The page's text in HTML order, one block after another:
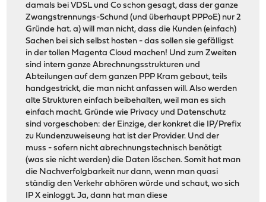
damals bei VDSL und Co schon gesagt, dass der ganze
Zwangstrennungs-Schund (und überhaupt PPPoE) nur 2
Gründe hat. a) will man nicht, dass die Kunden (einfach)
Sachen bei sich selbst hosten - das sollen sie gefälligst
in der tollen Magenta Cloud machen! Und zum Zweiten
sind intern ganze Abrechnungsstrukturen und
Abteilungen auf dem ganzen PPP Kram gebaut, teils
handgestrickt, die man nicht anfassen will. Also werden
alte Strukturen einfach beibehalten, weil man es sich
einfach macht. Gründe wie Privacy und Datenschutz
sind vorgeschoben: der Einzige, der konkret die IP/Prefix
zu Kundenzuweiseung hat ist der Provider. Und der
muss - sofern nicht abrechnungstechnisch benötigt
(was sie nicht werden) die Daten löschen. Somit hat man
die Nachverfolgbarkeit nur dann, wenn man quasi
ständig den Verkehr abhören würde und schaut, wo sich
IP X einloggt. Ja, dann hat man diese